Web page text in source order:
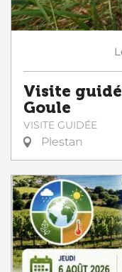
Visite
Goule
VISITE GUIDÉE
Plestan